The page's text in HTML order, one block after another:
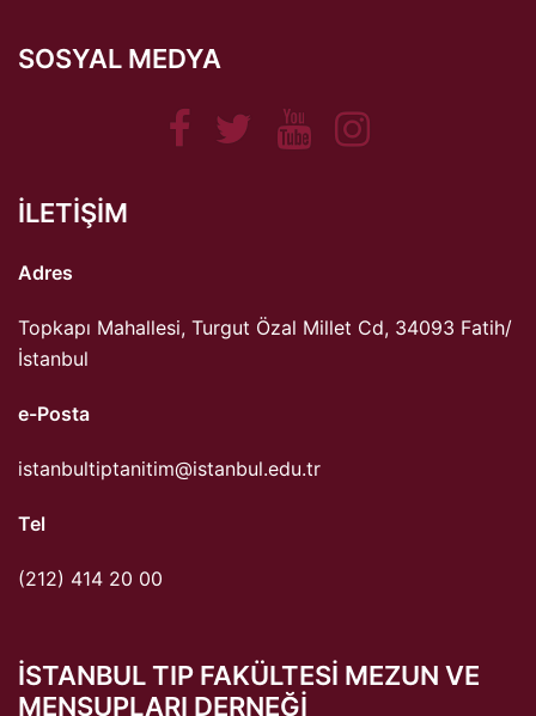
SOSYAL MEDYA
FacebookTwitter YoutubeInstagram
ILETIŞIM
Adres
Topkapı Mahallesi, Turgut Özal Millet Cd, 34093 Fatih/
İstanbul
e-Posta
istanbultiptanitim@istanbul.edu.tr
Tel
(212) 414 20 00
ISTANBUL TIP FAKÜLTESI MEZUN VE
MENSUPLARI DERNEĞI